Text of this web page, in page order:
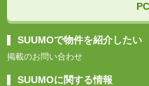
SUUMOで物件を紹介したい
掲載のお問い合わせ
SUUMOに関する情報